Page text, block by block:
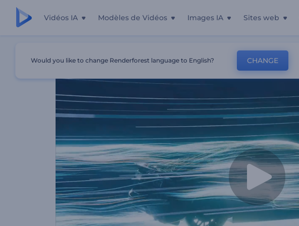
Vidéos IA Modèles de Vidéos Images IA Sites web
Would you like to change Renderforest language to English? CHANGE